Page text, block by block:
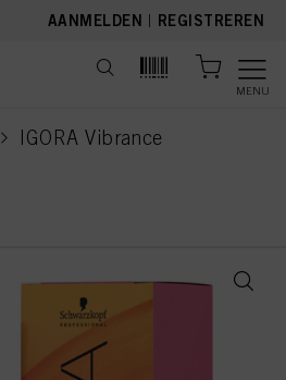
AANMELDEN | REGISTREREN
MENU
IGORA Vibrance
current page